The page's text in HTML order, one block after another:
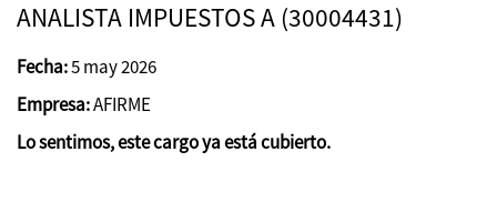
ANALISTA IMPUESTOS A (30004431)
Fecha:5 may 2026
Empresa:AFIRME
Lo sentimos, este cargo ya está cubierto.